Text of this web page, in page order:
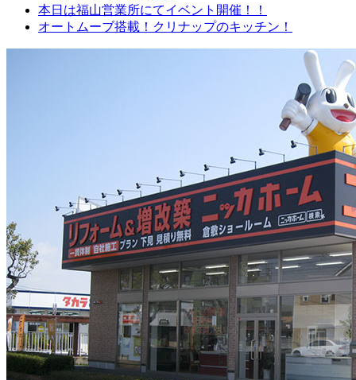
本日は福山営業所にてイベント開催！！
オートムーブ搭載！クリナップのキッチン！